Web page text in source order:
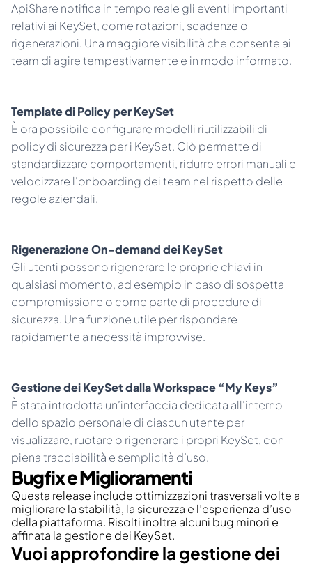
ApiShare notifica in tempo reale gli eventi importanti
relativi ai KeySet, come rotazioni, scadenze o
rigenerazioni. Una maggiore visibilità che consente ai
team di agire tempestivamente e in modo informato.
️Template di Policy per KeySet
È ora possibile configurare modelli riutilizzabili di
policy di sicurezza per i KeySet. Ciò permette di
standardizzare comportamenti, ridurre errori manuali e
velocizzare l’onboarding dei team nel rispetto delle
regole aziendali.
️Rigenerazione On-demand dei KeySet
Gli utenti possono rigenerare le proprie chiavi in
qualsiasi momento, ad esempio in caso di sospetta
compromissione o come parte di procedure di
sicurezza. Una funzione utile per rispondere
rapidamente a necessità improvvise.
Gestione dei KeySet dalla Workspace “My Keys”
È stata introdotta un’interfaccia dedicata all’interno
dello spazio personale di ciascun utente per
visualizzare, ruotare o rigenerare i propri KeySet, con
piena tracciabilità e semplicità d’uso.
Bugfix e Miglioramenti
Questa release include ottimizzazioni trasversali volte a
migliorare la stabilità, la sicurezza e l’esperienza d’uso
della piattaforma. Risolti inoltre alcuni bug minori e
affinata la gestione dei KeySet.
Vuoi approfondire la gestione dei